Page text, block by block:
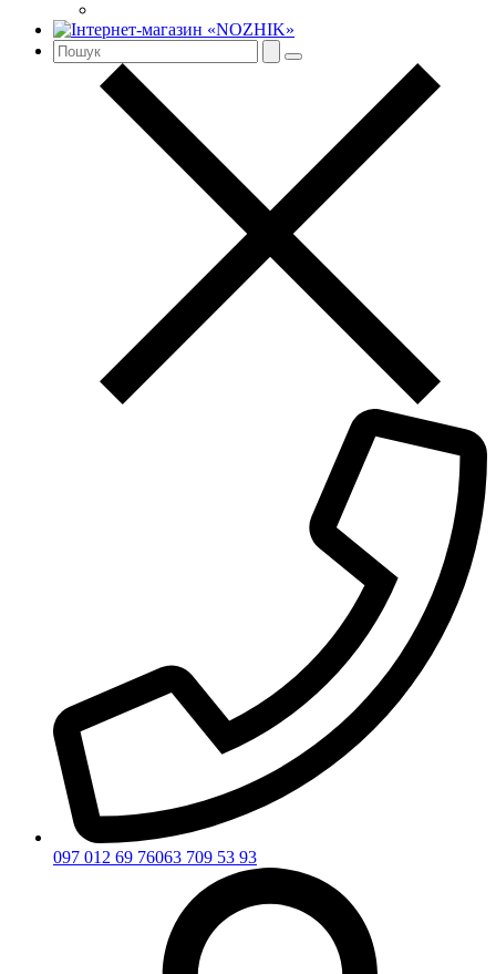
097 012 69 76063 709 53 93